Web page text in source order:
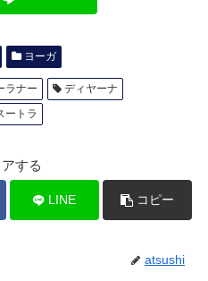
ヨーガ
ラナー
ディヤーナ
ートラ
する
LINE コピー
atsushi